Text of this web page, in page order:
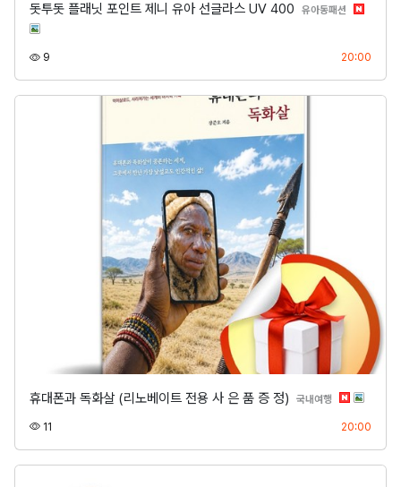
돗투돗 플래닛 포인트 제니 유아 선글라스 UV 400 유아동패션 분류
9 20:00
휴대폰과 독화살 (리노베이트 전용 사 은 품 증 정) 국내여행 분류
11 20:00